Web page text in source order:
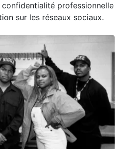
professionnelle
sur les réseaux sociaux.